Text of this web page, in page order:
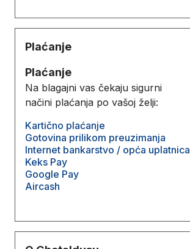
Plaćanje
Plaćanje
Na blagajni vas čekaju sigurni
načini plaćanja po vašoj želji:
Kartično plaćanje
Gotovina prilikom preuzimanja
Internet bankarstvo / opća uplatnica
Keks Pay
Google Pay
Aircash